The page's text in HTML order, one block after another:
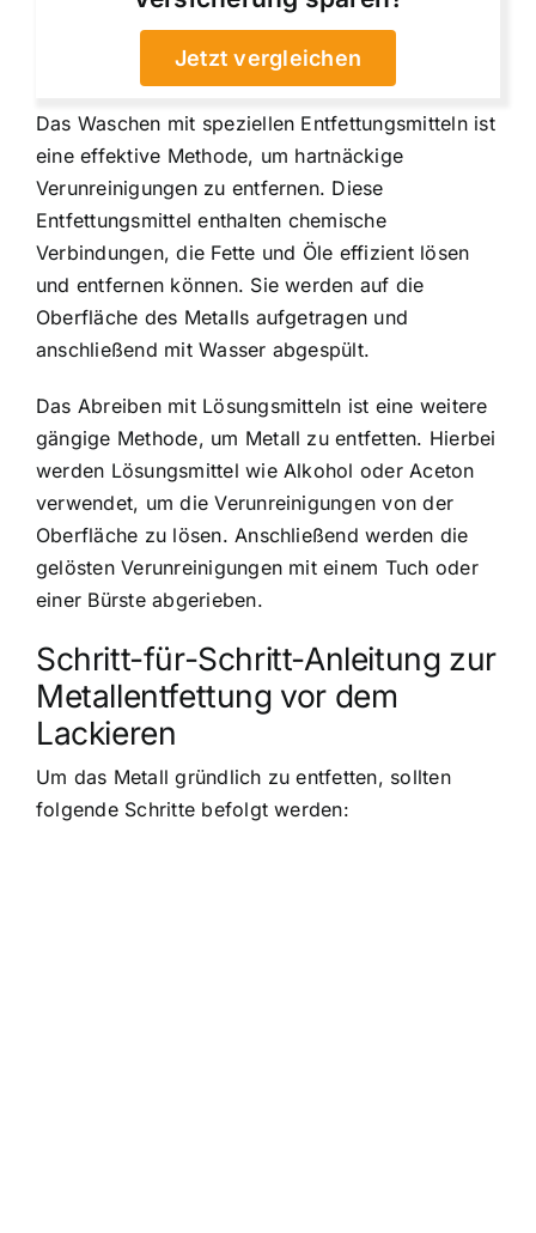
Jetzt vergleichen
Das Waschen mit speziellen Entfettungsmitteln ist
eine effektive Methode, um hartnäckige
Verunreinigungen zu entfernen. Diese
Entfettungsmittel enthalten chemische
Verbindungen, die Fette und Öle effizient lösen
und entfernen können. Sie werden auf die
Oberfläche des Metalls aufgetragen und
anschließend mit Wasser abgespült.
Das Abreiben mit Lösungsmitteln ist eine weitere
gängige Methode, um Metall zu entfetten. Hierbei
werden Lösungsmittel wie Alkohol oder Aceton
verwendet, um die Verunreinigungen von der
Oberfläche zu lösen. Anschließend werden die
gelösten Verunreinigungen mit einem Tuch oder
einer Bürste abgerieben.
Schritt-für-Schritt-Anleitung zur
Metallentfettung vor dem
Lackieren
Um das Metall gründlich zu entfetten, sollten
folgende Schritte befolgt werden: